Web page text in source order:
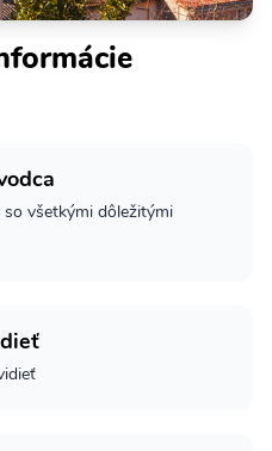
všetkými dôležitými